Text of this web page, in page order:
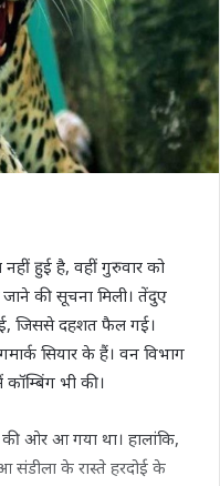
हुई है, वहीं गुरुवार को
की सूचना मिली। तेंदुए
जिससे दहशत फैल गई।
सियार के हैं। वन विभाग
भी की।
ओर आ गया था। हालांकि,
संडीला के रास्ते हरदोई के